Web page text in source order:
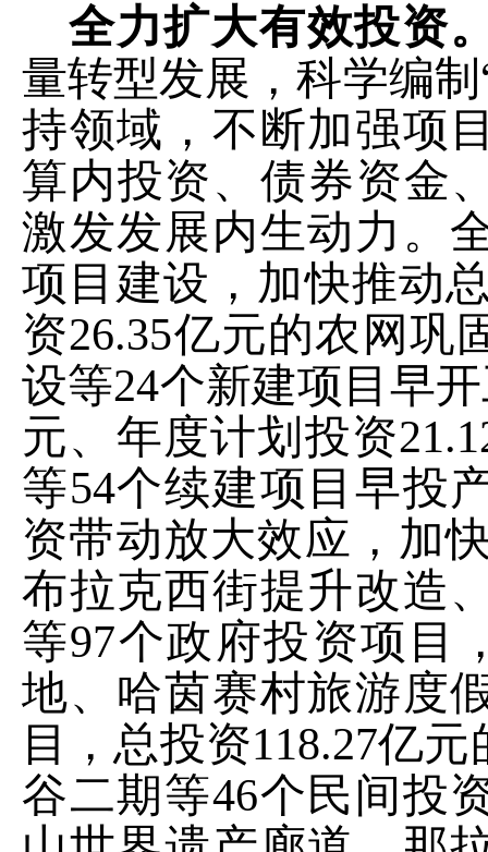
全力扩大有效投资
量转型发展，科学编制
持领域，不断加强项
算内投资、债券资金
激发发展内生动力。
项目建设，加快推动
资26.35亿元的农网巩
设等24个新建项目早
元、年度计划投资
等54个续建项目早投
资带动放大效应，加
布拉克西街提升改造
等97个政府投资项目
地、哈茵赛村旅游度
目，总投资118.27亿元
谷二期等46个民间投